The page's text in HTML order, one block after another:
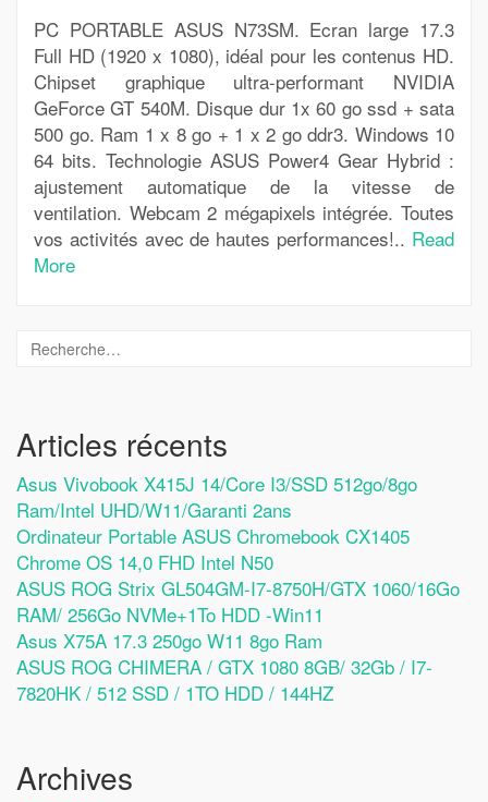
PC PORTABLE ASUS N73SM. Ecran large 17.3
Full HD (1920 x 1080), idéal pour les contenus HD.
Chipset graphique ultra-performant NVIDIA
GeForce GT 540M. Disque dur 1x 60 go ssd + sata
500 go. Ram 1 x 8 go + 1 x 2 go ddr3. Windows 10
64 bits. Technologie ASUS Power4 Gear Hybrid :
ajustement automatique de la vitesse de
ventilation. Webcam 2 mégapixels intégrée. Toutes
vos activités avec de hautes performances!.. Read
More
Articles récents
Asus Vivobook X415J 14/Core I3/SSD 512go/8go
Ram/Intel UHD/W11/Garanti 2ans
Ordinateur Portable ASUS Chromebook CX1405
Chrome OS 14,0 FHD Intel N50
ASUS ROG Strix GL504GM-I7-8750H/GTX 1060/16Go
RAM/ 256Go NVMe+1To HDD -Win11
Asus X75A 17.3 250go W11 8go Ram
ASUS ROG CHIMERA / GTX 1080 8GB/ 32Gb / I7-
7820HK / 512 SSD / 1TO HDD / 144HZ
Archives